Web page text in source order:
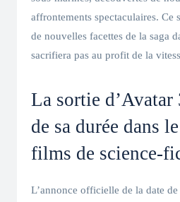
affrontements spectaculaires. Ce
de nouvelles facettes de la saga
sacrifiera pas au profit de la
La sortie d’Avatar
de sa durée dans
films de science-
L’annonce officielle de la date